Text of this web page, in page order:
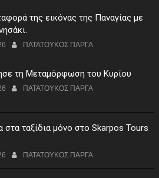
της εικόνας της Παναγίας με
ΠΑΤΑΤΟΥΚΟΣ ΠΑΡΓΑ
τη Μεταμόρφωση του Κυρίου
ΠΑΤΑΤΟΥΚΟΣ ΠΑΡΓΑ
στα ταξίδια μόνο στο Skarpos Tours
ΠΑΤΑΤΟΥΚΟΣ ΠΑΡΓΑ